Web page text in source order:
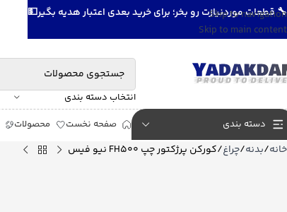
Skip to navigation
Skip to main content
انتخاب دسته بندی
دسته بندی صفحه نخست محصولات
خانه بدنه چراغ کورکن پرژکتور چپ FH500 نیو فیس
🔧 قطعات موردنیازت رو بخر؛ برای خرید بعدی اعتبار هدیه بگیر💵